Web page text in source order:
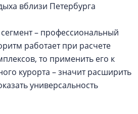
вблизи Петербурга
– профессиональный
работает при расчете
то применить его к
курорта – значит расширить
универсальность